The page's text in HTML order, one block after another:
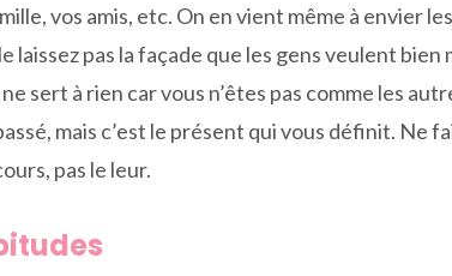
vos amis, etc. On en vient même à envier
laissez pas la façade que les gens veulent
sert à rien car vous n’êtes pas comme les
mais c’est le présent qui vous définit. Ne
pas le leur.